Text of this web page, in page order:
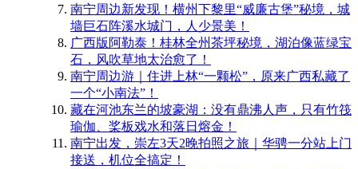
南宁周边新发现！横州下黎里“威廉古堡”秘境，城
墙巨石阵溪水城门，人少景美！
​广西版阿勒泰！桂林全州茶坪秘境，湖泊像蓝绿宝
石，风吹草地太治愈了！
南宁周边游｜住进上林“一颗松”，原来广西私藏了
一个“小南法”！
藏在河池东兰的坡豪湖：没有鼎沸人声，只有竹筏
瑜伽、桨板戏水和落日熔金！
南宁出发，崇左3天2晚拍照之旅｜华骋一分站上门
接送，机位全搞定！